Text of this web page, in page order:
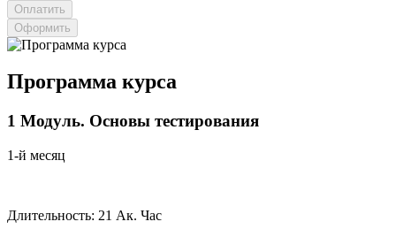
Оформить
Программа курса
1 Модуль. Основы тестирования
1-й месяц
Длительность: 21 Ак. Час